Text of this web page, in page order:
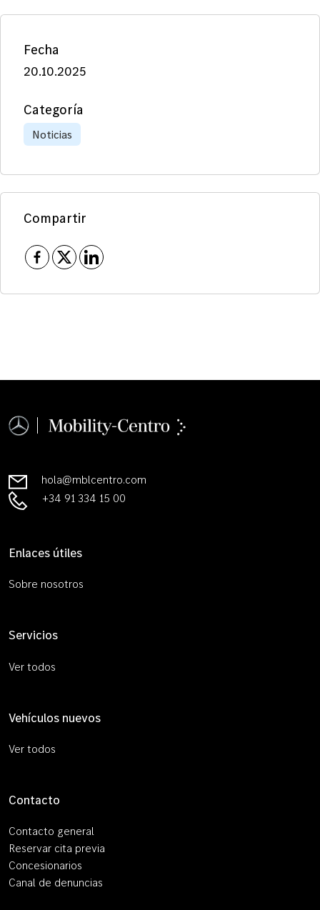
Fecha
20.10.2025
Categoría
Noticias
Compartir
hola@mblcentro.com
+34 91 334 15 00
Enlaces útiles
Sobre nosotros
Servicios
Ver todos
Vehículos nuevos
Ver todos
Contacto
Contacto general
Reservar cita previa
Concesionarios
Canal de denuncias